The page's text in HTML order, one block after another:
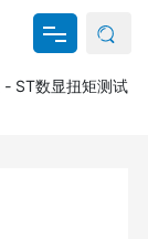
- ST数显扭矩测试